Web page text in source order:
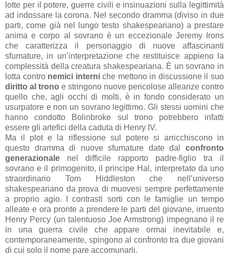
lotte per il potere, guerre civili e insinuazioni sulla legittimità
ad indossare la corona. Nel secondo dramma (diviso in due
parti, come già nel lungo testo shakespeariano) a prestare
anima e corpo al sovrano è un eccezionale Jeremy Irons
che caratterizza il personaggio di nuove affascinanti
sfumature, in un’interpretazione che restituisce appieno la
complessità della creatura shakespeariana. È un sovrano in
lotta contro nemici interniche mettono in discussione il suo
diritto al trono e stringono nuove pericolose alleanze contro
quello che, agli occhi di molti, è in fondo considerato un
usurpatore e non un sovrano legittimo. Gli stessi uomini che
hanno condotto Bolinbroke sul trono potrebbero infatti
essere gli artefici della caduta di Henry IV.
Ma il plot e la riflessione sul potere si arricchiscono in
questo dramma di nuove sfumature date dal confronto
generazionale nel difficile rapporto padre-figlio tra il
sovrano e il primogenito, il principe Hal, interpretato da uno
straordinario Tom Hiddleston che nell’universo
shakespeariano da prova di muovesi sempre perfettamente
a proprio agio. I contrasti sorti con le famiglie un tempo
alleate e ora pronte a prendere le parti del giovane, irruento
Henry Percy (un talentuoso Joe Armstrong) impegnano il re
in una guerra civile che appare ormai inevitabile e,
contemporaneamente, spingono al confronto tra due giovani
di cui solo il nome pare accomunarli.